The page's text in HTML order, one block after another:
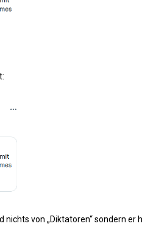
von „Diktatoren“ sondern er